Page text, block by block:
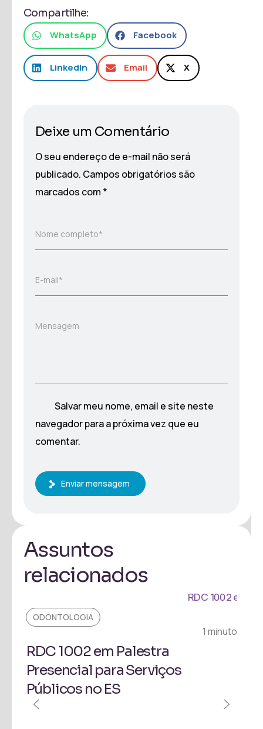
Compartilhe:
WhatsApp Facebook
LinkedIn Email X
Deixe um Comentário
O seu endereço de e-mail não será
publicado. Campos obrigatórios são
marcados com *
Nome completo*
E-mail*
Mensagem
Salvar meu nome, email e site neste
navegador para a próxima vez que eu
comentar.
Enviar mensagem
Assuntos
relacionados
ODONTOLOGIA
1 minuto
RDC 1002 em Palestra
Presencial para Serviços
Públicos no ES